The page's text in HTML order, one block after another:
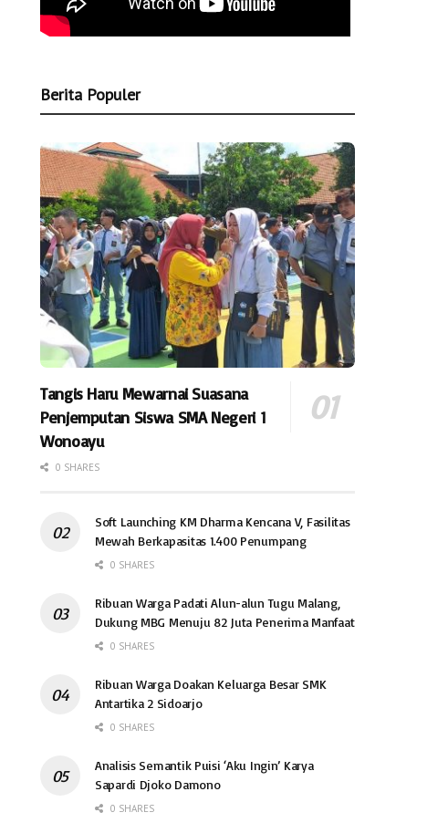
Berita Populer
Tangis Haru Mewarnai Suasana
Penjemputan Siswa SMA Negeri 1
Wonoayu
0 SHARES
Soft Launching KM Dharma Kencana V, Fasilitas
Mewah Berkapasitas 1.400 Penumpang
0 SHARES
Ribuan Warga Padati Alun-alun Tugu Malang,
Dukung MBG Menuju 82 Juta Penerima Manfaat
0 SHARES
Ribuan Warga Doakan Keluarga Besar SMK
Antartika 2 Sidoarjo
0 SHARES
Analisis Semantik Puisi ‘Aku Ingin’ Karya
Sapardi Djoko Damono
0 SHARES